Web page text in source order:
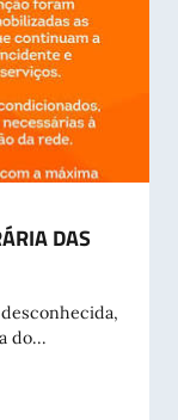
DAS
do...